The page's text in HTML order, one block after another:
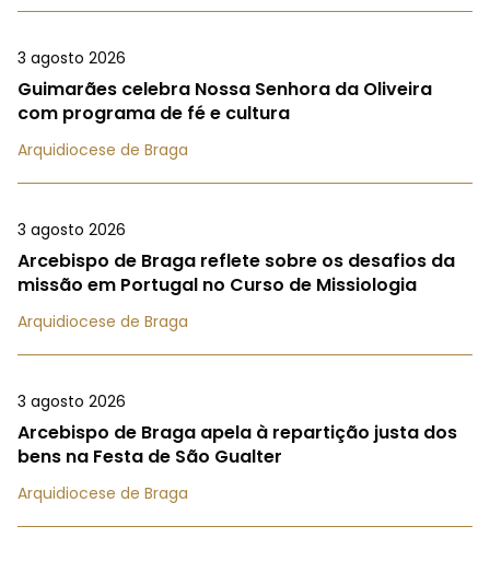
3 agosto 2026
Guimarães celebra Nossa Senhora da Oliveira
com programa de fé e cultura
Arquidiocese de Braga
3 agosto 2026
Arcebispo de Braga reflete sobre os desafios da
missão em Portugal no Curso de Missiologia
Arquidiocese de Braga
3 agosto 2026
Arcebispo de Braga apela à repartição justa dos
bens na Festa de São Gualter
Arquidiocese de Braga